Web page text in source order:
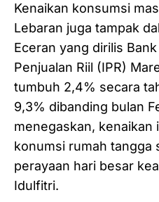
Kenaikan konsumsi
Lebaran juga tampak
Eceran yang dirilis
Penjualan Riil (IPR)
tumbuh 2,4% secara
9,3% dibanding bulan
menegaskan, kenaikan
konumsi rumah tangga
perayaan hari besar
Idulfitri.